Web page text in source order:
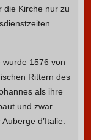
die Kirche nur zu
wurde 1576 von
Rittern des
als ihre
und zwar
d’Italie.